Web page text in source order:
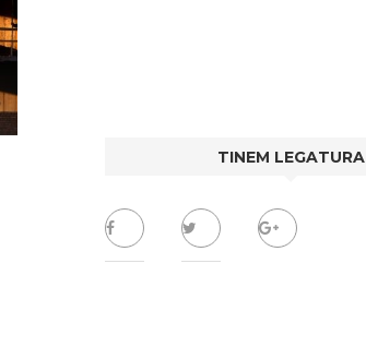
TINEM LEGATURA